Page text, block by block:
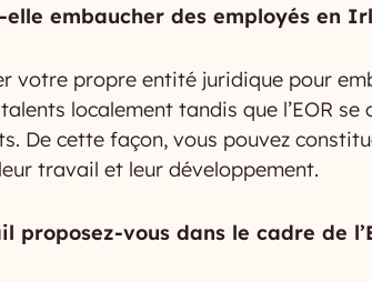
embaucher des employés en
votre propre entité juridique pour
localement tandis que l’EOR
De cette façon, vous pouvez
travail et leur développement.
proposez-vous dans le cadre de